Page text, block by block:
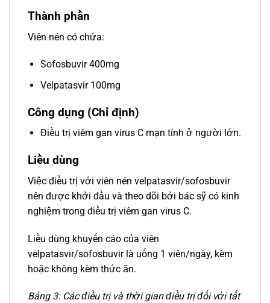
Thành phần
Viên nén có chứa:
Sofosbuvir 400mg
Velpatasvir 100mg
Công dụng (Chỉ định)
Ðiều trị viêm gan virus C mạn tính ở người lớn.
Liều dùng
Việc điều trị với viên nén velpatasvir/sofosbuvir
nên được khởi đầu và theo dõi bởi bác sỹ có kinh
nghiệm trong điều trị viêm gan virus C.
Liều dùng khuyến cáo của viên
velpatasvir/sofosbuvir là uống 1 viên/ngày, kèm
hoặc không kèm thức ăn.
Bảng 3: Các điều trị và thời gian điều trị đối với tất